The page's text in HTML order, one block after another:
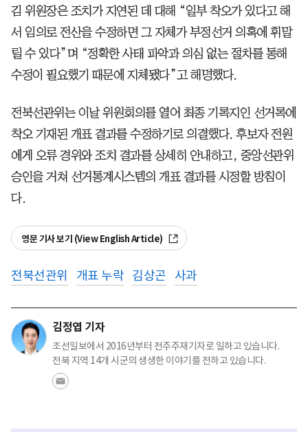
김 위원장은 조치가 지연된 데 대해 “일부 착오가 있다고 해
서 임의로 전산을 수정하면 그 자체가 부정선거 의혹에 휘말
릴 수 있다”며 “정확한 사태 파악과 의심 없는 절차를 통해
수정이 필요했기 때문에 지체됐다”고 해명했다.
전북선관위는 이날 위원회의를 열어 최종 기록지인 선거록에
착오 기재된 개표 결과를 수정하기로 의결했다. 후보자 전원
에게 오류 경위와 조치 결과를 상세히 안내하고, 중앙선관위
승인을 거쳐 선거통계시스템의 개표 결과를 시정할 방침이
다.
영문 기사 보기 (View English Article)
전북선관위 개표 누락 김상곤 사과
김정엽 기자
조선일보에서 2016년부터 전주주재기자로 일하고 있습니다.
전북 지역 14개 시군의 생생한 이야기를 전하고 있습니다.